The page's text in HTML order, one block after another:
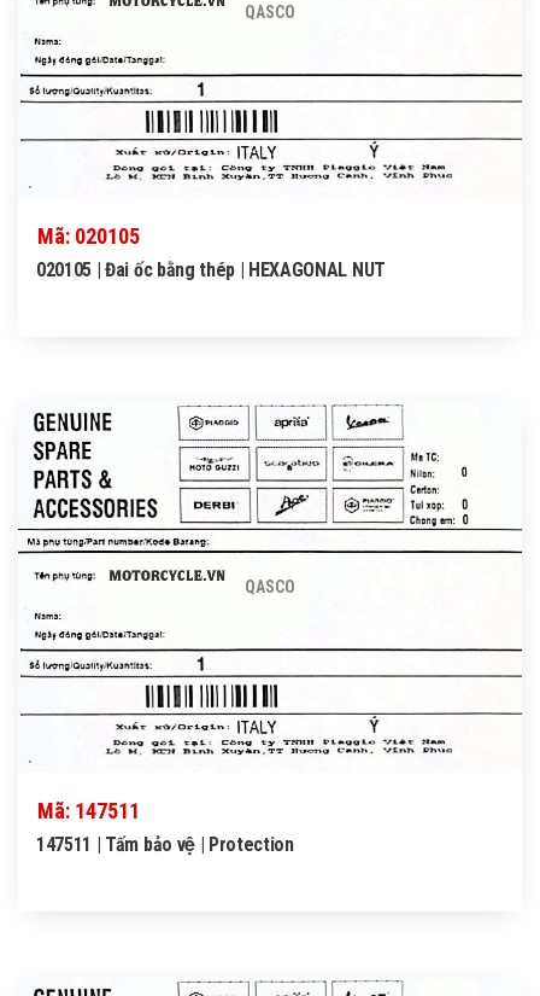
QASCO
Mã: 020105
020105 | Đai ốc bằng thép | HEXAGONAL NUT
QASCO
Mã: 147511
147511 | Tấm bảo vệ | Protection